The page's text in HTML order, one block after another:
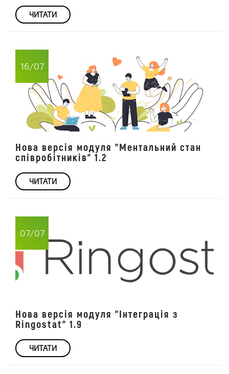
ЧИТАТИ
16/07
Нова версія модуля "Ментальний стан
співробітників" 1.2
ЧИТАТИ
07/07
Нова версія модуля "Інтеграція з
Ringostat" 1.9
ЧИТАТИ